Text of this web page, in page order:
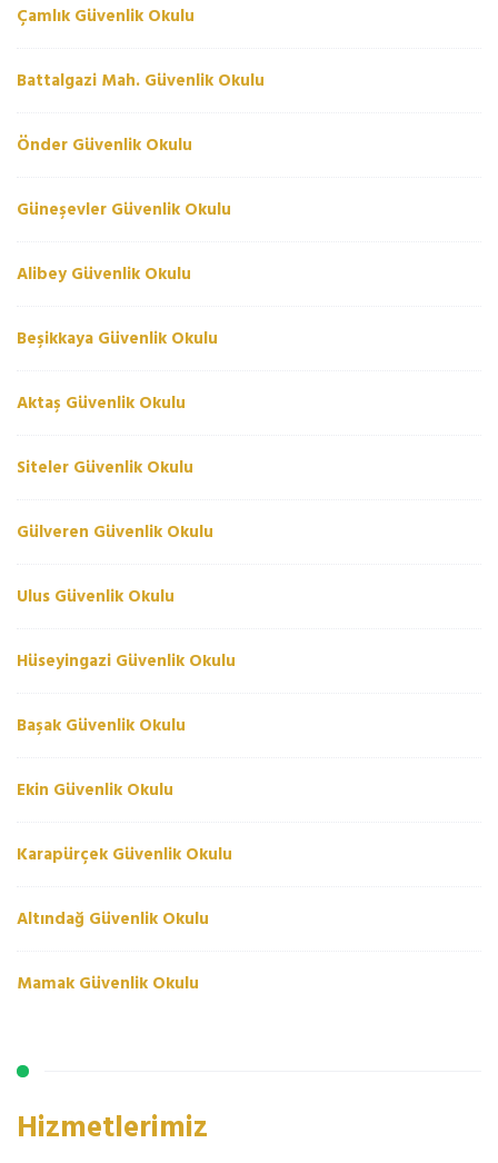
Çamlık Güvenlik Okulu
Battalgazi Mah. Güvenlik Okulu
Önder Güvenlik Okulu
Güneşevler Güvenlik Okulu
Alibey Güvenlik Okulu
Beşikkaya Güvenlik Okulu
Aktaş Güvenlik Okulu
Siteler Güvenlik Okulu
Gülveren Güvenlik Okulu
Ulus Güvenlik Okulu
Hüseyingazi Güvenlik Okulu
Başak Güvenlik Okulu
Ekin Güvenlik Okulu
Karapürçek Güvenlik Okulu
Altındağ Güvenlik Okulu
Mamak Güvenlik Okulu
Hizmetlerimiz